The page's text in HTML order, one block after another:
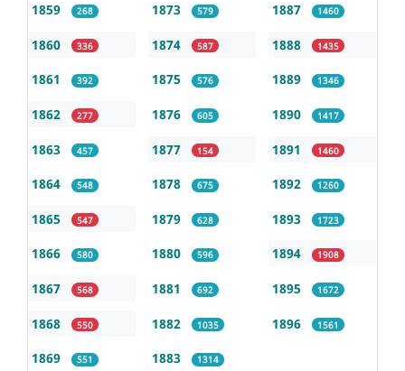
1859 268
1860 336
1861 392
1862 277
1863 457
1864 548
1865 547
1866 580
1867 568
1868 550
1869 551
1873 579
1874 587
1875 576
1876 605
1877 154
1878 675
1879 628
1880 596
1881 692
1882 1035
1883 1314
1887 1460
1888 1435
1889 1346
1890 1417
1891 1460
1892 1260
1893 1723
1894 1908
1895 1672
1896 1561